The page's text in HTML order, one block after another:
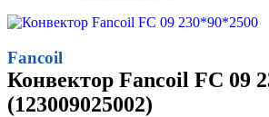
Fancoil
Конвектор Fancoil FC 09
(123009025002)